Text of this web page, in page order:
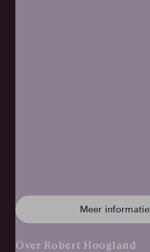
Meer informatie
Over Robert Hoogland